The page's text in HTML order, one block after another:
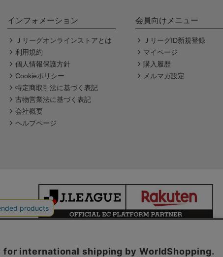
インフォメーション
Ｊリーグオンラインストアとは
利用規約
個人情報保護方針
Cookieポリシー
特定商取引法に基づく表記
古物営業法に基づく表記
会社概要
ヘルプページ
会員向けメニュー
ＪリーグID新規登録
マイページ
購入履歴
メルマガ設定
本サイトで使用している文章・画像等の無断での複製・転載を禁止します。